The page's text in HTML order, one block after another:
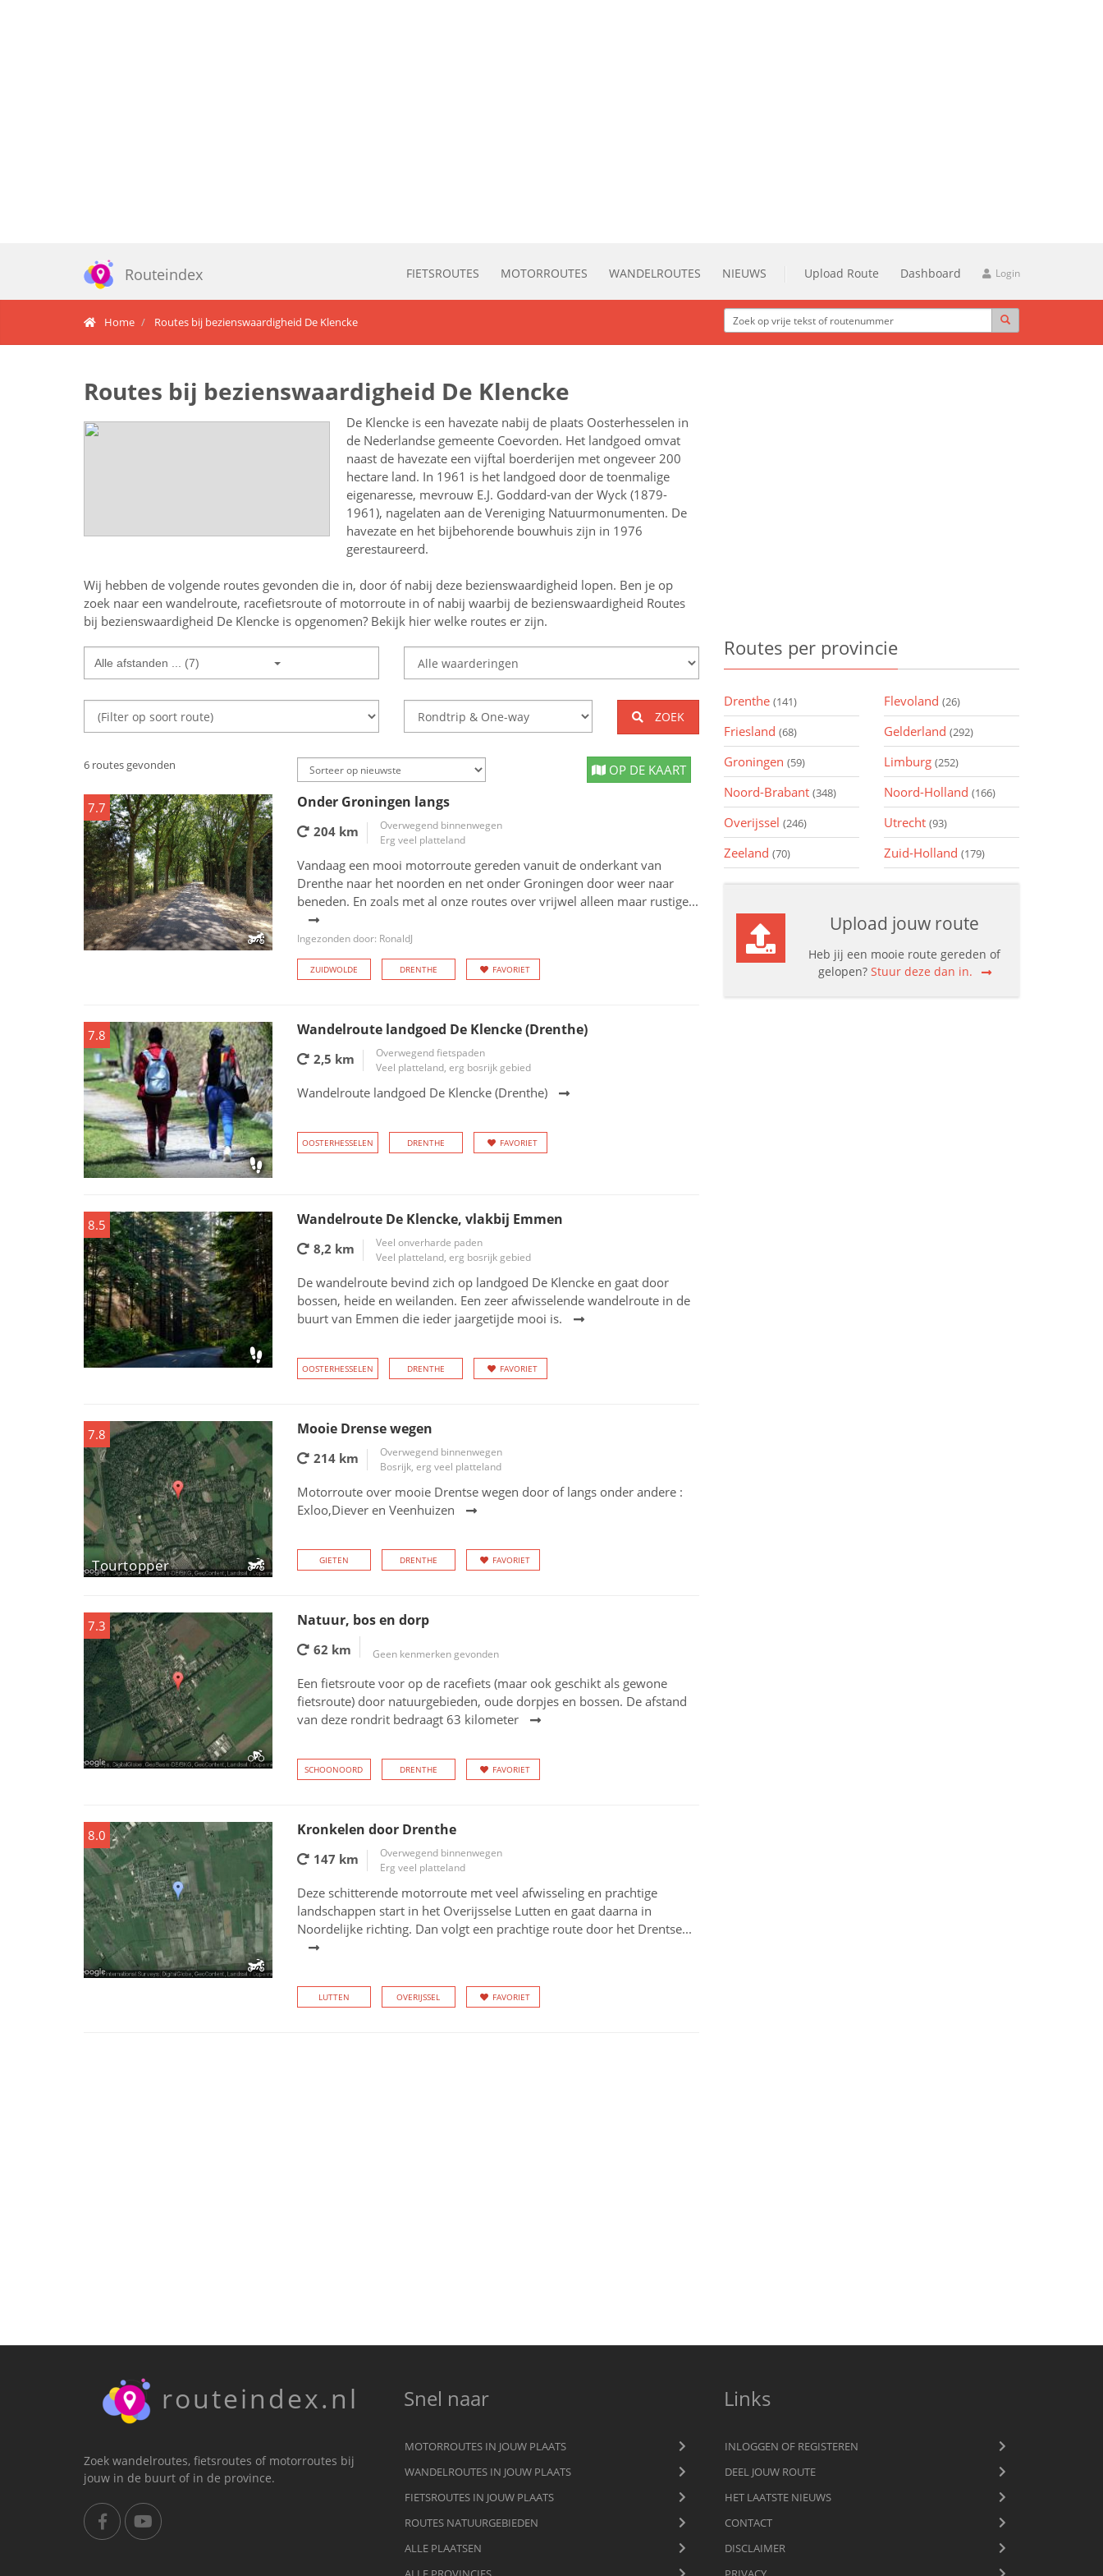
Routeindex FIETSROUTES MOTORROUTES WANDELROUTES NIEUWS Upload Route Dashboard Login
Home Routes bij bezienswaardigheid De Klencke
Routes bij bezienswaardigheid De Klencke
De Klencke is een havezate nabij de plaats Oosterhesselen in
de Nederlandse gemeente Coevorden. Het landgoed omvat
naast de havezate een vijftal boerderijen met ongeveer 200
hectare land. In 1961 is het landgoed door de toenmalige
eigenaresse, mevrouw E.J. Goddard-van der Wyck (1879-
1961), nagelaten aan de Vereniging Natuurmonumenten. De
havezate en het bijbehorende bouwhuis zijn in 1976
gerestaureerd.
Wij hebben de volgende routes gevonden die in, door óf nabij deze bezienswaardigheid lopen. Ben je op
zoek naar een wandelroute, racefietsroute of motorroute in of nabij waarbij de bezienswaardigheid Routes
bij bezienswaardigheid De Klencke is opgenomen? Bekijk hier welke routes er zijn.
Alle afstanden ... (7)
ZOEK
6 routes gevonden OP DE KAART
7.7 Onder Groningen langs
204 km
Overwegend binnenwegen
Erg veel platteland
Vandaag een mooi motorroute gereden vanuit de onderkant van
Drenthe naar het noorden en net onder Groningen door weer naar
beneden. En zoals met al onze routes over vrijwel alleen maar rustige...
Ingezonden door: RonaldJ
ZUIDWOLDE DRENTHE FAVORIET
7.8 Wandelroute landgoed De Klencke (Drenthe)
2,5 km
Overwegend fietspaden
Veel platteland, erg bosrijk gebied
Wandelroute landgoed De Klencke (Drenthe)
OOSTERHESSELEN DRENTHE FAVORIET
8.5 Wandelroute De Klencke, vlakbij Emmen
8,2 km
Veel onverharde paden
Veel platteland, erg bosrijk gebied
De wandelroute bevind zich op landgoed De Klencke en gaat door
bossen, heide en weilanden. Een zeer afwisselende wandelroute in de
buurt van Emmen die ieder jaargetijde mooi is.
OOSTERHESSELEN DRENTHE FAVORIET
7.8
Tourtopper
Mooie Drense wegen
214 km
Overwegend binnenwegen
Bosrijk, erg veel platteland
Motorroute over mooie Drentse wegen door of langs onder andere :
Exloo,Diever en Veenhuizen
GIETEN DRENTHE FAVORIET
7.3 Natuur, bos en dorp
62 km Geen kenmerken gevonden
Een fietsroute voor op de racefiets (maar ook geschikt als gewone
fietsroute) door natuurgebieden, oude dorpjes en bossen. De afstand
van deze rondrit bedraagt 63 kilometer
SCHOONOORD DRENTHE FAVORIET
8.0 Kronkelen door Drenthe
147 km
Overwegend binnenwegen
Erg veel platteland
Deze schitterende motorroute met veel afwisseling en prachtige
landschappen start in het Overijsselse Lutten en gaat daarna in
Noordelijke richting. Dan volgt een prachtige route door het Drentse...
LUTTEN OVERIJSSEL FAVORIET
Routes per provincie
Drenthe (141) Flevoland (26)
Friesland (68) Gelderland (292)
Groningen (59) Limburg (252)
Noord-Brabant (348) Noord-Holland (166)
Overijssel (246) Utrecht (93)
Zeeland (70) Zuid-Holland (179)
Upload jouw route
Heb jij een mooie route gereden of
gelopen? Stuur deze dan in.
routeindex.nl
Zoek wandelroutes, fietsroutes of motorroutes bij
jouw in de buurt of in de province.
Snel naar
MOTORROUTES IN JOUW PLAATS
WANDELROUTES IN JOUW PLAATS
FIETSROUTES IN JOUW PLAATS
ROUTES NATUURGEBIEDEN
ALLE PLAATSEN
Links
INLOGGEN OF REGISTEREN
DEEL JOUW ROUTE
HET LAATSTE NIEUWS
CONTACT
DISCLAIMER